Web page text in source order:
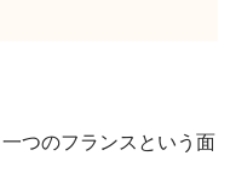
つのフランスという面